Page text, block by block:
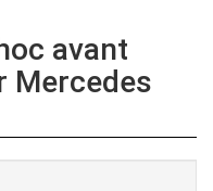
avant
Mercedes